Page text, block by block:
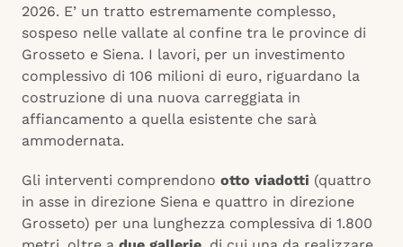
2026. E’ un tratto estremamente complesso,
sospeso nelle vallate al confine tra le province di
Grosseto e Siena. I lavori, per un investimento
complessivo di 106 milioni di euro, riguardano la
costruzione di una nuova carreggiata in
affiancamento a quella esistente che sarà
ammodernata.
Gli interventi comprendono otto viadotti (quattro
in asse in direzione Siena e quattro in direzione
Grosseto) per una lunghezza complessiva di 1.800